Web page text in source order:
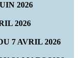
2026
2026
7 AVRIL 2026